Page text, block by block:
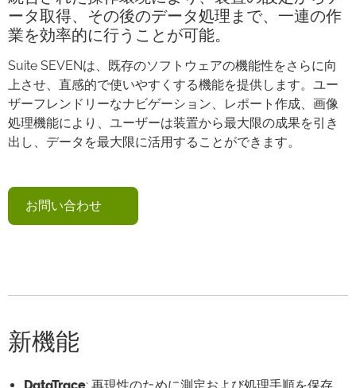
ータ取得、その後のデータ処理まで、一連の作
業を効率的に行うことが可能。
Suite SEVENは、既存のソフトウェアの機能性をさらに向
上させ、直感的で使いやすくする機能を提供します。ユー
ザーフレンドリーなナビゲーション、レポート作成、画像
処理機能により、ユーザーは装置から最大限の成果を引き
出し、データを最大限に活用することができます。
お問い合わせ
新機能
DataTrace: 再現性のために測定および処理手順を保存